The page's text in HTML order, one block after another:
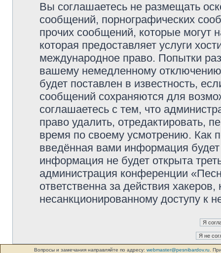
Вы соглашаетесь не размещать
сообщений, порнографических
прочих сообщений, которые могут
которая предоставляет услуги
международное право. Попытки
вашему немедленному
будет поставлен в известность,
сообщений сохраняются для
соглашаетесь с тем, что
право удалить, отредактировать,
время по своему усмотрению. Как
введённая вами информация
информация не будет открыта
администрация конференции
ответственна за действия
несанкционированному доступу к
Вопросы и замечания направляйте по адресу: webmaster@pesnibardov.ru .